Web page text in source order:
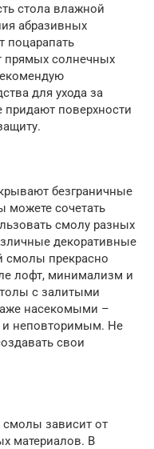
стола влажной
абразивных
поцарапать
прямых солнечных
для ухода за
поверхности
безграничные
можете сочетать
смолу разных
декоративные
смолы прекрасно
лофт, минимализм и
с залитыми
насекомыми –
неповторимым. Не
свои
смолы зависит от
материалов. В